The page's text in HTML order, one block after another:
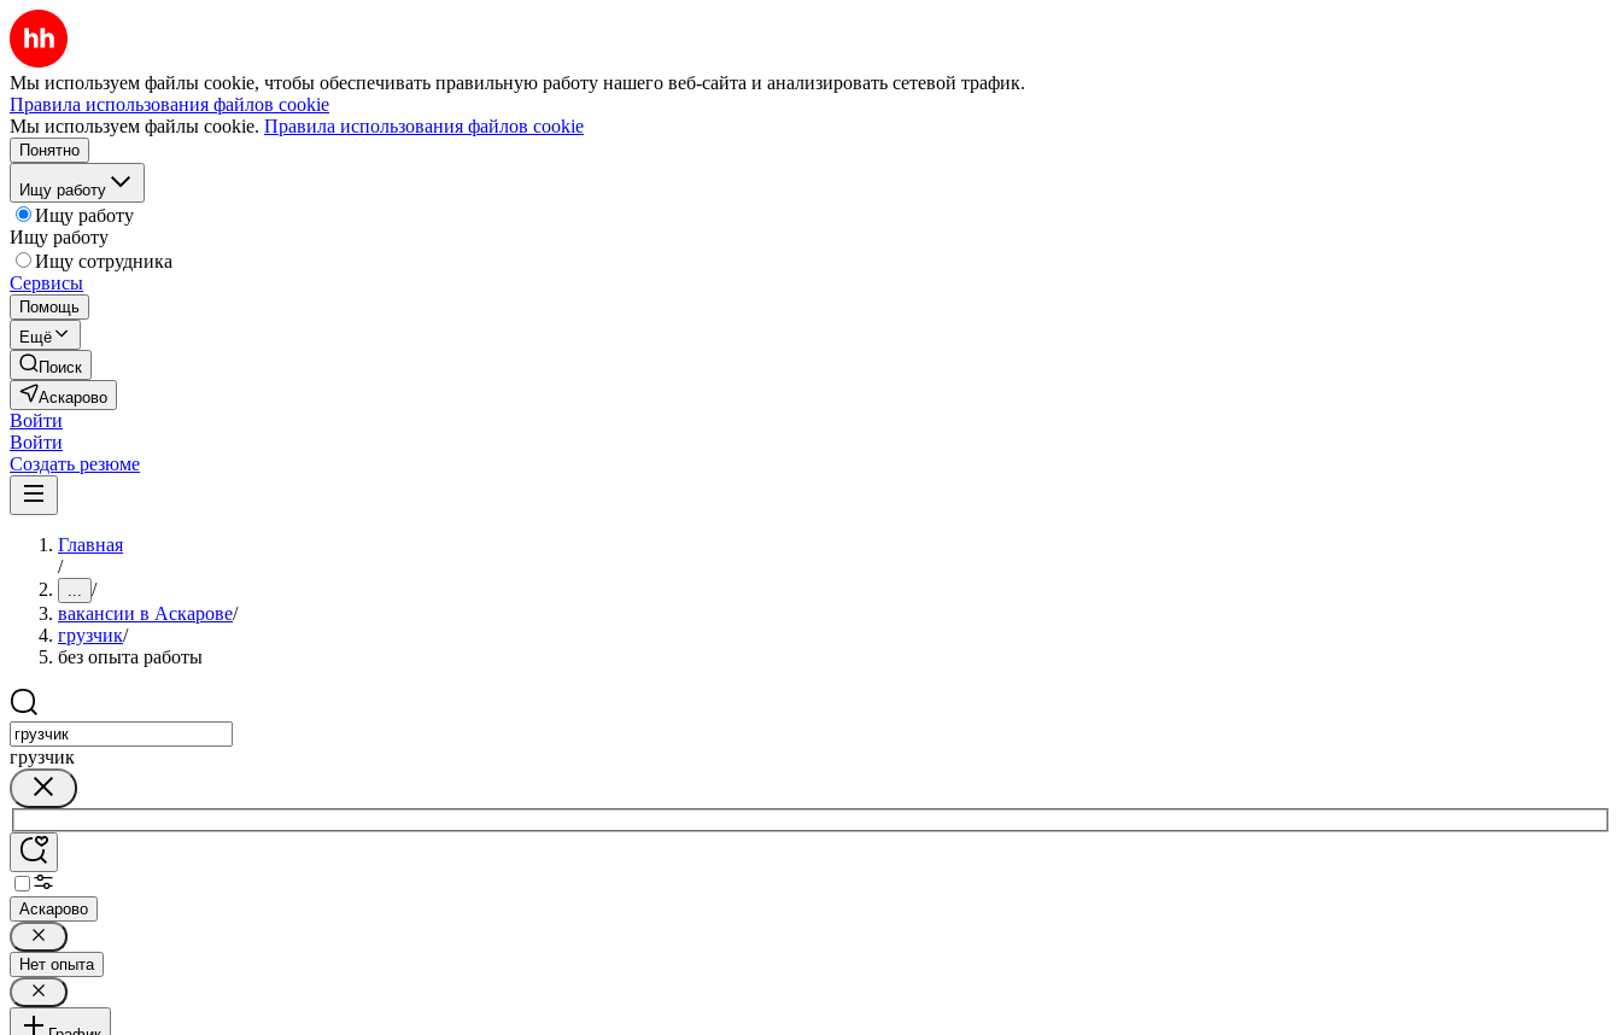
Мы используем файлы cookie, чтобы обеспечивать правильную работу нашего веб-сайта и анализировать сетевой трафик.
Правила использования файлов cookie
Мы используем файлы cookie. Правила использования файлов cookie
Понятно
Ищу работу
Ищу работу
Ищу работу
Ищу сотрудника
Сервисы
Помощь
Ещё
Поиск
Аскарово
Войти
Войти
Создать резюме
Главная
/
... /
вакансии в Аскарове/
грузчик/
без опыта работы
грузчик
Аскарово
Нет опыта